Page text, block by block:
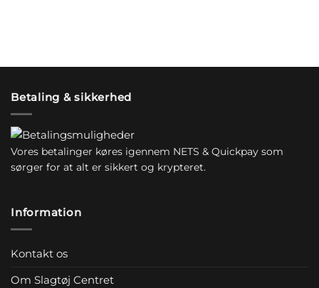
Betaling & sikkerhed
Vores betalinger køres igennem NETS & Quickpay som
sørger for at alt er sikkert og krypteret.
Information
Kontakt os
Om Slagtøj Centret